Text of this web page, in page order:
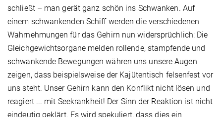
schließt – man gerät ganz schön ins Schwanken. Auf
einem schwankenden Schiff werden die verschiedenen
Wahrnehmungen für das Gehirn nun widersprüchlich: Die
Gleichgewichtsorgane melden rollende, stampfende und
schwankende Bewegungen währen uns unsere Augen
zeigen, dass beispielsweise der Kajütentisch felsenfest vor
uns steht. Unser Gehirn kann den Konflikt nicht lösen und
reagiert ... mit Seekrankheit! Der Sinn der Reaktion ist nicht
eindeutig geklärt. Es wird spekuliert, dass dies ein